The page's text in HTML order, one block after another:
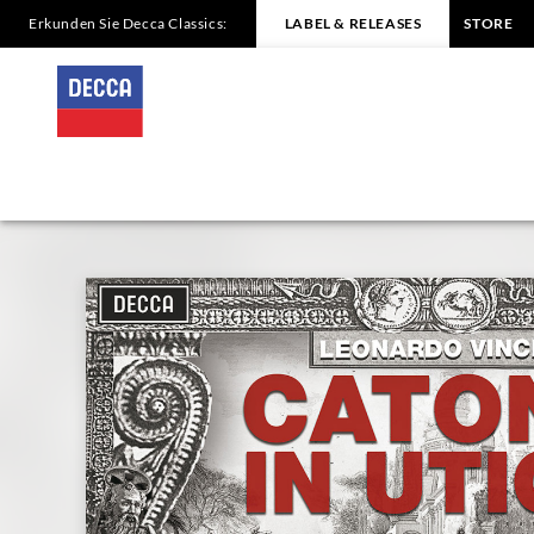
VINCI
Catone
Utica
Cencic,
Fagioli
Decca
Erkunden Sie Decca Classics: LABEL & RELEASES STORE